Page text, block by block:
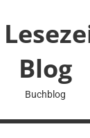
Blog
Buchblog